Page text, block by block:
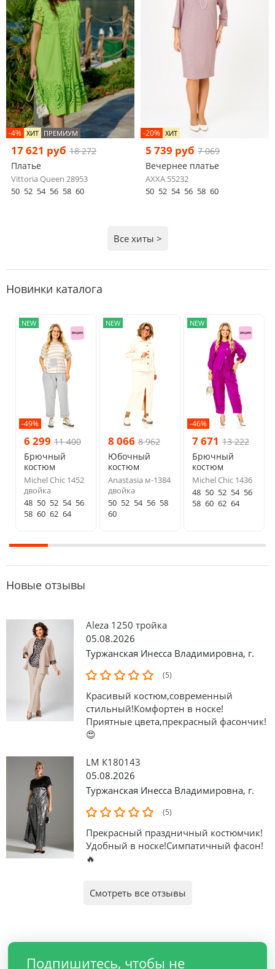
-4% ХИТ ПРЕМИУМ
17 621 руб 18 272
Платье
Vittoria Queen 28953
50 52 54 56 58 60
-20% ХИТ
5 739 руб 7 069
Вечернее платье
AXXA 55232
50 52 54 56 58 60
Все хиты >
Новинки каталога
NEW
-49%
6 299 11 400
Брючный
костюм
Michel Chic 1452
двойка
48 50 52 54 56
58 60 62 64
NEW
8 066 8 962
Юбочный
костюм
Anastasia м-1384
двойка
50 52 54 56 58
60
NEW
-46%
7 671 13 222
Брючный
костюм
Michel Chic 1436
48 50 52 54 56
58 60 62 64
Новые отзывы
Aleza 1250 тройка
05.08.2026
Туржанская Инесса Владимировна, г.
(5)
Красивый костюм,современный
стильный!Комфортен в носке!
Приятные цвета,прекрасный фасончик!
😍
LM К180143
05.08.2026
Туржанская Инесса Владимировна, г.
(5)
Прекрасный праздничный костюмчик!
Удобный в носке!Симпатичный фасон!
🔥
Смотреть все отзывы
Подпишитесь, чтобы не